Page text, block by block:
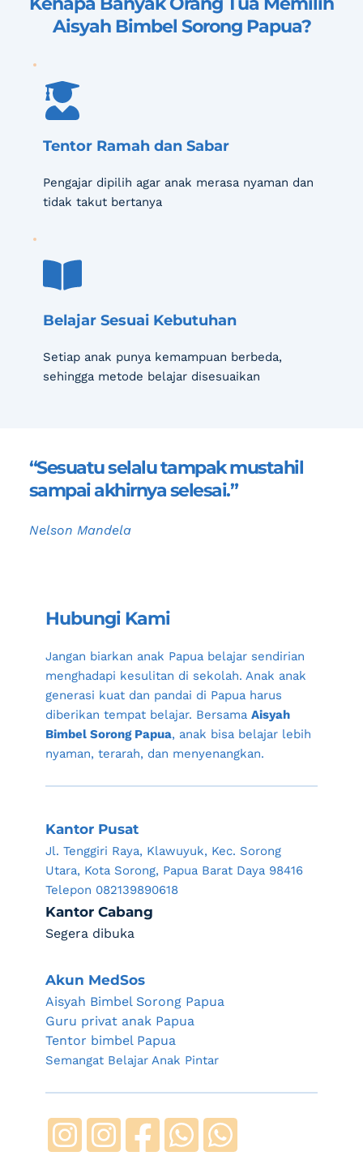
Aisyah Bimbel Sorong Papua?
Tentor Ramah dan Sabar
Pengajar dipilih agar anak merasa nyaman dan
tidak takut bertanya
Belajar Sesuai Kebutuhan
Setiap anak punya kemampuan berbeda,
sehingga metode belajar disesuaikan
“Sesuatu selalu tampak mustahil
sampai akhirnya selesai.”
Nelson Mandela
Hubungi Kami
Jangan biarkan anak Papua belajar sendirian
menghadapi kesulitan di sekolah. Anak anak
generasi kuat dan pandai di Papua harus
diberikan tempat belajar. Bersama Aisyah
Bimbel Sorong Papua, anak bisa belajar lebih
nyaman, terarah, dan menyenangkan.
Kantor Pusat
Jl. Tenggiri Raya, Klawuyuk, Kec. Sorong
Utara, Kota Sorong, Papua Barat Daya 98416
Telepon 082139890618
Kantor Cabang
Segera dibuka
Akun MedSos
Aisyah Bimbel Sorong Papua
Guru privat anak Papua
Tentor bimbel Papua
Semangat Belajar Anak Pintar